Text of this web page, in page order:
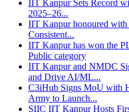
IIT Kanpur Sets Record
2025–26...
IIT Kanpur honoured with
Consistent...
IIT Kanpur has won the
Public category
IIT Kanpur and NMDC
and Drive AI/ML...
C3iHub Signs MoU with
Army to Launch...
SIIC IIT Kanpur Hosts